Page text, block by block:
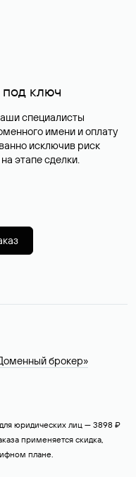
ключ
специалисты
имени и оплату
исключив риск
этапе сделки.
брокер»
юридических лиц — 3898 ₽
применяется скидка,
плане.